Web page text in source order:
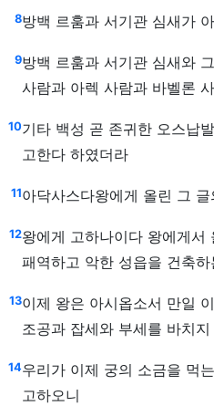
8방백 르훔과 서기관 심새가
9방백 르훔과 서기관 심새와
사람과 아렉 사람과 바벨론
10기타 백성 곧 존귀한 오스납
고한다 하였더라
11아닥사스다왕에게 올린 그
12왕에게 고하나이다 왕에게서
패역하고 악한 성읍을 건축
13이제 왕은 아시옵소서 만일
조공과 잡세와 부세를 바치
14우리가 이제 궁의 소금을 먹
고하오니